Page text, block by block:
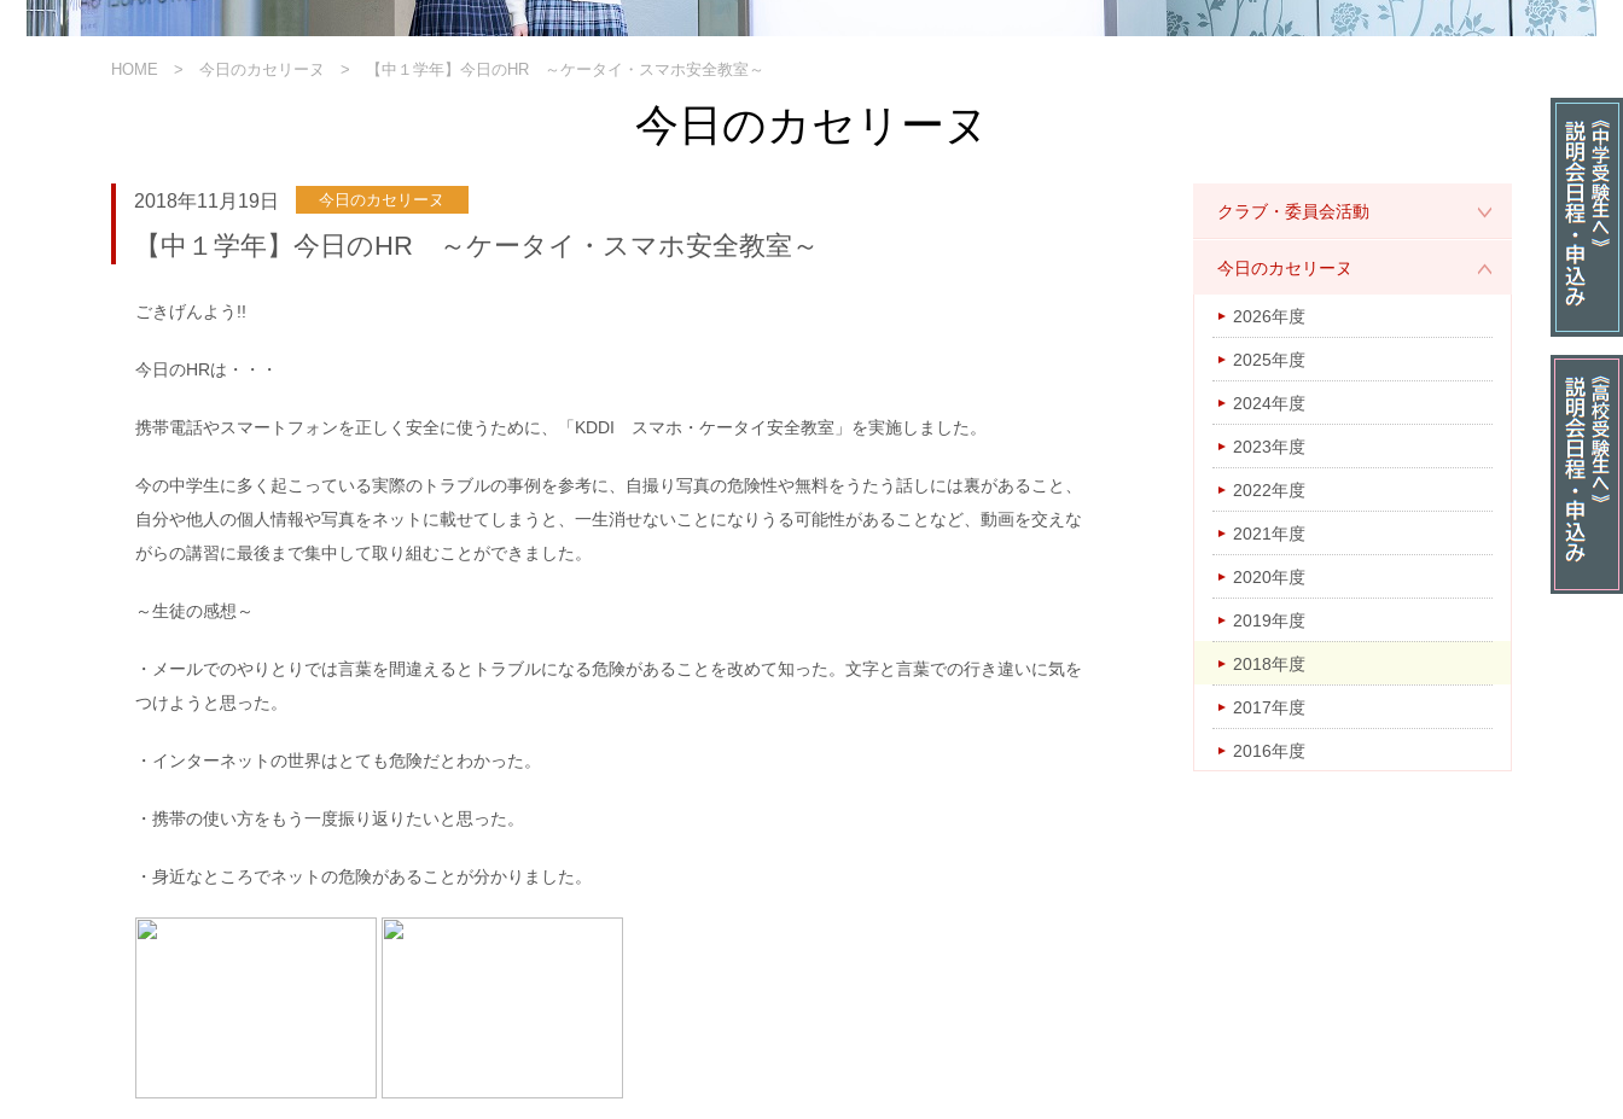
HOME 今日のカセリーヌ 【中１学年】今日のHR ～ケータイ・スマホ安全教室～
今日のカセリーヌ
2018年11月19日 今日のカセリーヌ
【中１学年】今日のHR ～ケータイ・スマホ安全教室～
ごきげんよう!!
今日のHRは・・・
携帯電話やスマートフォンを正しく安全に使うために、「KDDI スマホ・ケータイ安全教室」を実施しました。
今の中学生に多く起こっている実際のトラブルの事例を参考に、自撮り写真の危険性や無料をうたう話しには裏があること、
自分や他人の個人情報や写真をネットに載せてしまうと、一生消せないことになりうる可能性があることなど、動画を交えな
がらの講習に最後まで集中して取り組むことができました。
～生徒の感想～
・メールでのやりとりでは言葉を間違えるとトラブルになる危険があることを改めて知った。文字と言葉での行き違いに気を
つけようと思った。
・インターネットの世界はとても危険だとわかった。
・携帯の使い方をもう一度振り返りたいと思った。
・身近なところでネットの危険があることが分かりました。
クラブ・委員会活動
2026年度
今日のカセリーヌ
2026年度
2025年度
2024年度
2023年度
2022年度
2021年度
2020年度
2019年度
2018年度
2017年度
2016年度